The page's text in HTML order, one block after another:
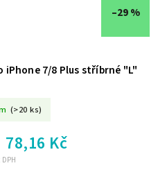
–29 %
iPhone 7/8 Plus stříbrné "L"
(>20 ks)
DPH
78,16 Kč